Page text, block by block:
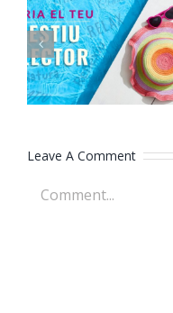
Tria el teu
estiu
lector
Leave A Comment
Comment